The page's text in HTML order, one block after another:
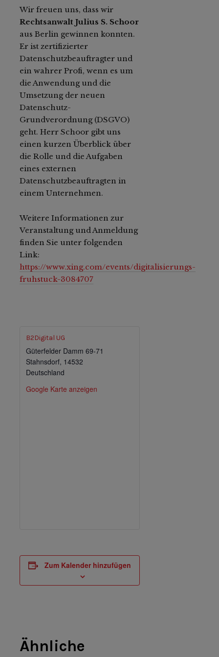
Wir freuen uns, dass wir
Rechtsanwalt Julius S. Schoor
aus Berlin gewinnen konnten.
Er ist zertifizierter
Datenschutzbeauftragter und
ein wahrer Profi, wenn es um
die Anwendung und die
Umsetzung der neuen
Datenschutz-
Grundverordnung (DSGVO)
geht. Herr Schoor gibt uns
einen kurzen Überblick über
die Rolle und die Aufgaben
eines externen
Datenschutzbeauftragten in
einem Unternehmen.
Weitere Informationen zur
Veranstaltung und Anmeldung
finden Sie unter folgenden
Link:
https://www.xing.com/events/digitalisierungs-
fruhstuck-3084707
B2Digital UG
Güterfelder Damm 69-71
Stahnsdorf, 14532
Deutschland
Google Karte anzeigen
Zum Kalender hinzufügen
Ähnliche